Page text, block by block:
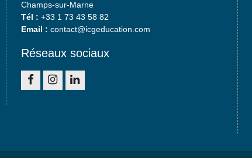
Champs-sur-Marne
Tél : +33 1 73 43 58 82
Email : contact@icgeducation.com
Réseaux sociaux